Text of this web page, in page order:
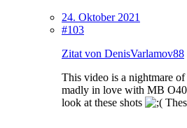
24. Oktober 2021
#103
Zitat von DenisVarlamov88
This video is a nightmare
madly in love with MB
look at these shots